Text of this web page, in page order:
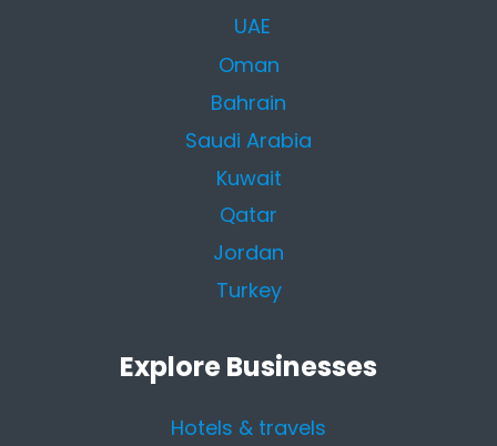
UAE
Oman
Bahrain
Saudi Arabia
Kuwait
Qatar
Jordan
Turkey
Explore Businesses
Hotels & travels